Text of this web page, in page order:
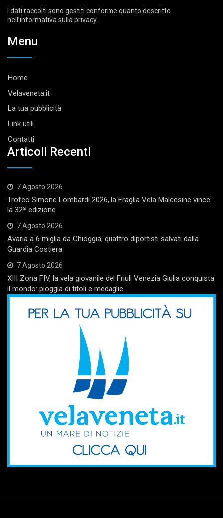
I dati raccolti sono gestiti conforme quanto descritto
nell’informativa sulla privacy.
Menu
Home
Velaveneta.it
La tua pubblicità
Link utili
Contatti
Articoli Recenti
7 Agosto 2026
Trofeo Simone Lombardi 2026, la Fraglia Vela Malcesine vince
la 32ª edizione
7 Agosto 2026
Avaria a 6 miglia da Chioggia, quattro diportisti salvati dalla
Guardia Costiera
7 Agosto 2026
XIII Zona FIV, la vela giovanile del Friuli Venezia Giulia conquista
il mondo: pioggia di titoli e medaglie